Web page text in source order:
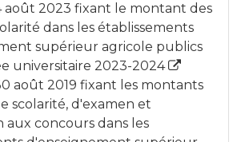
août 2023 fixant le montant des
dans les établissements
supérieur agricole publics
universitaire 2023-2024
août 2019 fixant les montants
scolarité, d'examen et
aux concours dans les